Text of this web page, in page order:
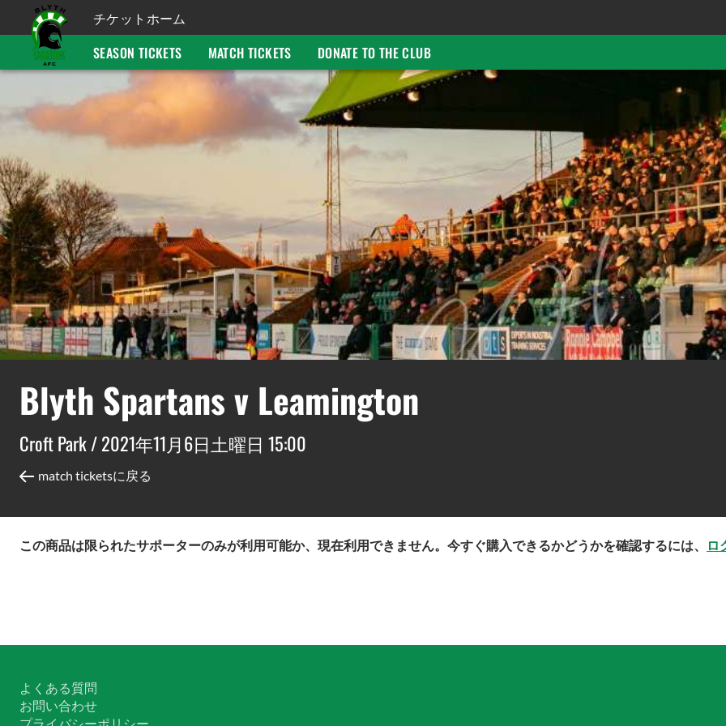
チケットホーム
SEASON TICKETS
MATCH TICKETS DONATE TO THE CLUB
Blyth Spartans v Leamington
Croft Park /2021年11月6日土曜日 15:00
match ticketsに戻る
この商品は限られたサポーターのみが利用可能か、現在利用できません。今すぐ購入できるかどうかを確認するには、 ロ
よくある質問
お問い合わせ